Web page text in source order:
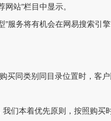
站”栏目中显示。
务将有机会在网易搜索引擎
买同类别同目录位置时，客
们本着优先原则，按照购